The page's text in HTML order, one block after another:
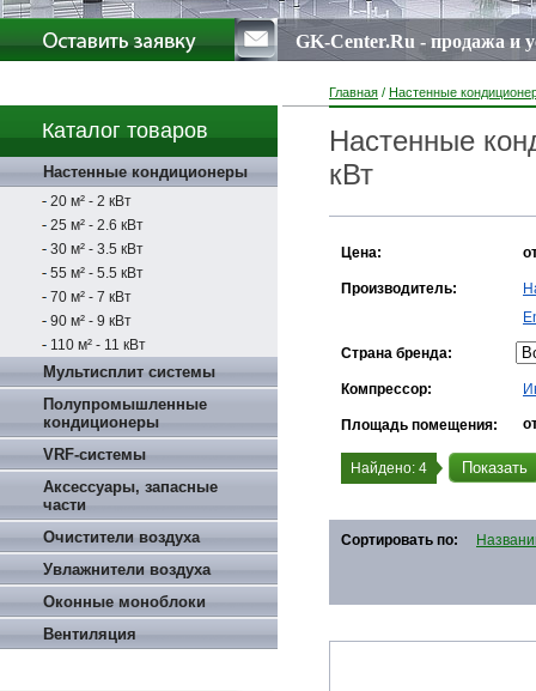
GK-Center.Ru - продажа и
Каталог товаров
Настенные кондиционеры
20 м² - 2 кВт
25 м² - 2.6 кВт
30 м² - 3.5 кВт
55 м² - 5.5 кВт
70 м² - 7 кВт
90 м² - 9 кВт
110 м² - 11 кВт
Мультисплит системы
Полупромышленные
кондиционеры
VRF-системы
Аксессуары, запасные
части
Очистители воздуха
Увлажнители воздуха
Оконные моноблоки
Вентиляция
Главная / Настенные
Настенные
кВт
Цена:
Производитель:
Страна бренда:
Компрессор:
Площадь помещения:
Найдено: 4 Показать
Сортировать по: